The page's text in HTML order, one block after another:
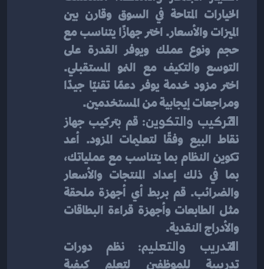
الميزات والأسعار. اختر جهازًا يتناسب مع
ومراجعات إيجابية من المستخدمين.
التركيب والتكوين: قم بتركيب جهاز
نقاط البيع وفقًا لتعليمات المزود. أعد
بما في ذلك إعداد المنتجات والأسعار
والضرائب. قم بربط أي أجهزة ملحقة
والأدراج النقدية.
التدريب والتعليم: